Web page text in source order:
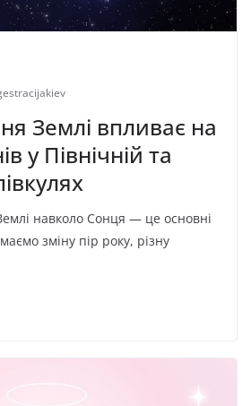
Землі впливає на
у Північній та
навколо Сонця — це основні
зміну пір року, різну